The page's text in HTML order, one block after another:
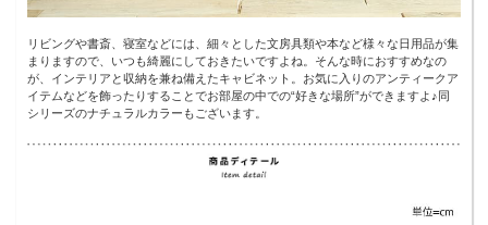
リビングや書斎、寝室などには、細々とした文房具類や本など様々な日用品が集
まりますので、いつも綺麗にしておきたいですよね。そんな時におすすめなの
が、インテリアと収納を兼ね備えたキャビネット。お気に入りのアンティークア
イテムなどを飾ったりすることでお部屋の中での“好きな場所”ができますよ♪同
シリーズのナチュラルカラーもございます。